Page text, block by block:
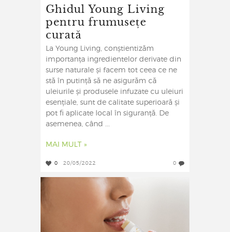
Ghidul Young Living
pentru frumusețe
curată
La Young Living, conștientizăm
importanța ingredientelor derivate din
surse naturale și facem tot ceea ce ne
stă în putință să ne asigurăm că
uleiurile și produsele infuzate cu uleiuri
esențiale, sunt de calitate superioară și
pot fi aplicate local în siguranță. De
asemenea, când ...
MAI MULT »
0 20/05/2022 0